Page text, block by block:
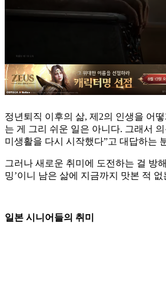
정년퇴직 이후의 삶, 제2의 인생을 어
는 게 그리 쉬운 일은 아니다. 그래서
미생활을 다시 시작했다”고 대답하는
그러나 새로운 취미에 도전하는 걸 방
밍’이니 남은 삶에 지금까지 맛본 적 없
일본 시니어들의 취미